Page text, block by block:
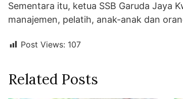
Sementara itu, ketua SSB Garuda Jaya
manajemen, pelatih, anak-anak dan
Post Views: 107
Related Posts